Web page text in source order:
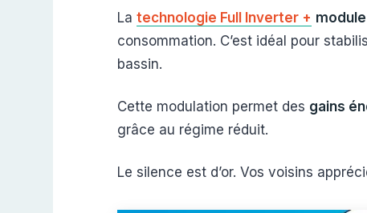
La technologie Full Inverter +
consommation. C’est idéal pour
bassin.
Cette modulation permet des gains
grâce au régime réduit.
Le silence est d’or. Vos voisins